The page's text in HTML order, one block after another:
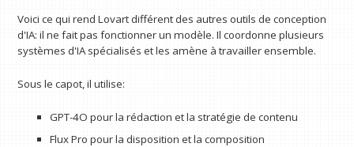
Voici ce qui rend Lovart différent des autres outils de conception
d'IA: il ne fait pas fonctionner un modèle. Il coordonne plusieurs
systèmes d'IA spécialisés et les amène à travailler ensemble.
Sous le capot, il utilise:
GPT-4O pour la rédaction et la stratégie de contenu
Flux Pro pour la disposition et la composition